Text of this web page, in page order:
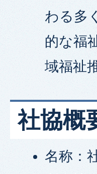
わる多
的な福
域福祉
社協概
名称：